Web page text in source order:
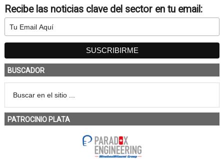
Recibe las noticias clave del sector en tu email:
BUSCADOR
PATROCINIO PLATA